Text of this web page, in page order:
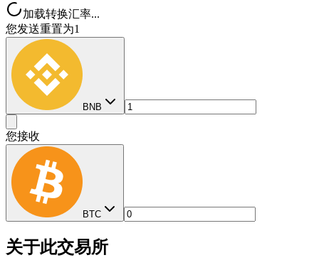
加载转换汇率...
您发送重置为1
BNB
您接收
BTC
关于此交易所